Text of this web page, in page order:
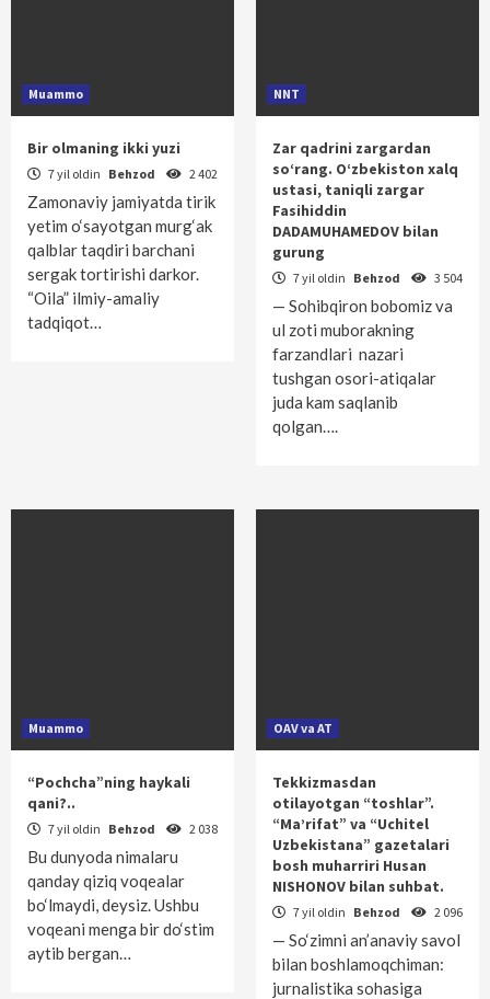
Muammo
Bir olmaning ikki yuzi
7 yil oldin Behzod 2 402
Zamonaviy jamiyatda tirik
yetim o‘sayotgan murg‘ak
qalblar taqdiri barchani
sergak tortirishi darkor.
“Oila” ilmiy-amaliy
tadqiqot…
NNT
Zar qadrini zargardan
so‘rang. O‘zbekiston xalq
ustasi, taniqli zargar
Fasihiddin
DADAMUHAMEDOV bilan
gurung
7 yil oldin Behzod 3 504
— Sohibqiron bobomiz va
ul zoti muborakning
farzandlari nazari
tushgan osori-atiqalar
juda kam saqlanib
qolgan….
Muammo
“Pochcha”ning haykali
qani?..
7 yil oldin Behzod 2 038
Bu dunyoda nimalaru
qanday qiziq voqealar
bo‘lmaydi, deysiz. Ushbu
voqeani menga bir do‘stim
aytib bergan…
OAV va AT
Tekkizmasdan
otilayotgan “toshlar”.
“Ma’rifat” va “Uchitel
Uzbekistana” gazetalari
bosh muharriri Husan
NISHONOV bilan suhbat.
7 yil oldin Behzod 2 096
— So‘zimni an’anaviy savol
bilan boshlamoqchiman:
jurnalistika sohasiga